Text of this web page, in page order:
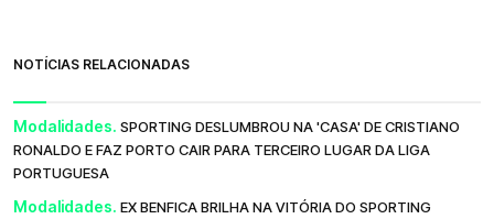
NOTÍCIAS RELACIONADAS
Modalidades. SPORTING DESLUMBROU NA 'CASA' DE CRISTIANO
RONALDO E FAZ PORTO CAIR PARA TERCEIRO LUGAR DA LIGA
PORTUGUESA
Modalidades. EX BENFICA BRILHA NA VITÓRIA DO SPORTING